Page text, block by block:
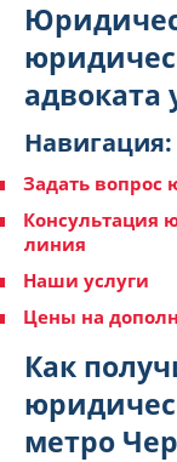
адвоката
Навигация:
Задать вопрос
Консультация
линия
Наши услуги
Цены на
Как
метро